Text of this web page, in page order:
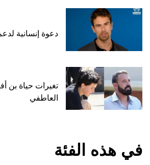
دعوة إنسانية
تغيرات حياة بن
العاطفي
في هذه الفئة